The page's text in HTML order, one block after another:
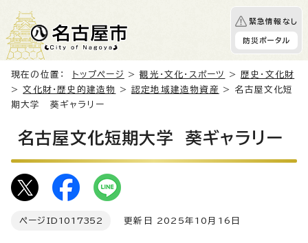
緊急情報なし
防災ポータル
現在の位置： トップページ >観光・文化・スポーツ >歴史・文化財
>文化財・歴史的建造物 >認定地域建造物資産
> 名古屋文化短
期大学 葵ギャラリー
名古屋文化短期大学 葵ギャラリー
ページID 1017352 更新日 2025年10月16日